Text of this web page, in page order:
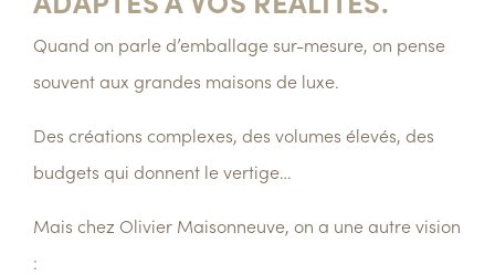
Quand on parle d’emballage sur-mesure, on pense
souvent aux grandes maisons de luxe.
Des créations complexes, des volumes élevés, des
budgets qui donnent le vertige…
Mais chez Olivier Maisonneuve, on a une autre vision
: